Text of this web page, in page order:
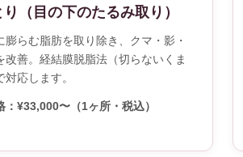
り（目の下のたるみ取り）
膨らむ脂肪を取り除き、クマ・影・
改善。経結膜脱脂法（切らないくま
対応します。
：¥33,000〜（1ヶ所・税込）